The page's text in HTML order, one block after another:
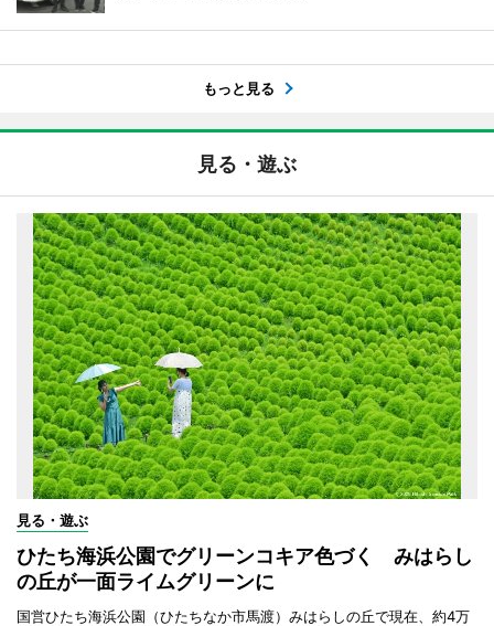
もっと見る
見る・遊ぶ
見る・遊ぶ
ひたち海浜公園でグリーンコキア色づく みはらし
の丘が一面ライムグリーンに
国営ひたち海浜公園（ひたちなか市馬渡）みはらしの丘で現在、約4万